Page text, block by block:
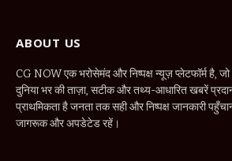
ABOUT US
CG NOW एक भरोसेमंद और निष्पक्ष न्यूज़ प्लेटफॉर्म है,
दुनिया भर की ताज़ा, सटीक और तथ्य-आधारित खबरें
प्राथमिकता है जनता तक सही और निष्पक्ष जानकारी
जागरूक और अपडेटेड रहें।